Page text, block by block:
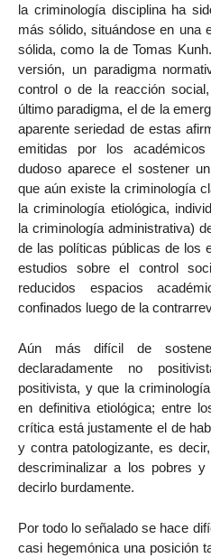
la criminología disciplina ha
más sólido, situándose en una
sólida, como la de Tomas
versión, un paradigma
control o de la reacción
último paradigma, el de la
aparente seriedad de estas
emitidas por los
dudoso aparece el sostener
que aún existe la criminología
la criminología etiológica,
la criminología administrativa)
de las políticas públicas de los
estudios sobre el control
reducidos espacios
confinados luego de la
Aún más difícil de
declaradamente no
positivista, y que la
en definitiva etiológica; entre
crítica está justamente el de
y contra patologizante, es
descriminalizar a los pobres
decirlo burdamente.
Por todo lo señalado se hace
casi hegemónica una posición